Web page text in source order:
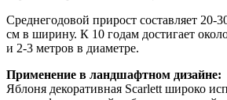
Среднегодовой прирост составляет 20-
см в ширину. К 10 годам достигает
и 2-3 метров в диаметре.
Применение в ландшафтном дизайне:
Яблоня декоративная Scarlett широко